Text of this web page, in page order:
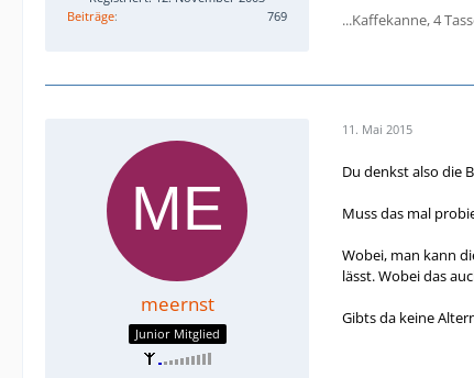
Beiträge
769 ...Kaffekanne, 4
meernst
Junior Mitglied
11. Mai 2015
Du denkst also die
Muss das mal
Wobei, man kann
lässt. Wobei das
Gibts da keine